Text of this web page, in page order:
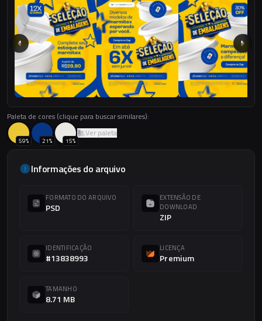
Paleta de cores (clique para buscar similares):
59% 21% 15%
Ver paleta
Informações do arquivo
FORMATO DO ARQUIVO
PSD
EXTENSÃO DE
DOWNLOAD
ZIP
IDENTIFICAÇÃO
#13838993
LICENÇA
Premium
TAMANHO
8.71 MB